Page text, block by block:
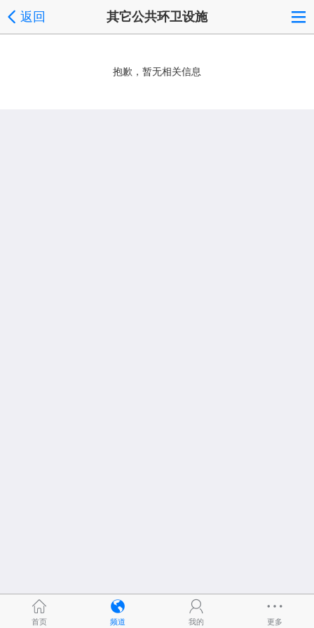
返回 其它公共环卫设施
抱歉，暂无相关信息
首页 频道 我的 更多